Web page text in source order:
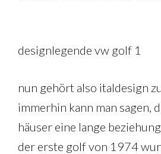
designlegende vw golf 1
nun gehört also italdesign
immerhin kann man sagen,
häuser eine lange
der erste golf von 1974